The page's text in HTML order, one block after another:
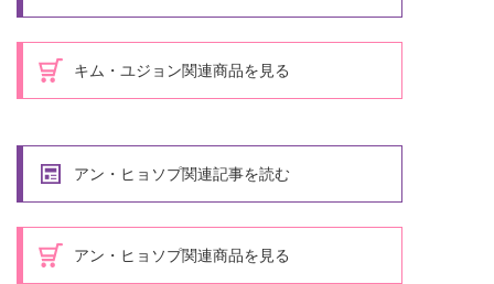
キム・ユジョン関連商品を見る
アン・ヒョソプ関連記事を読む
アン・ヒョソプ関連商品を見る